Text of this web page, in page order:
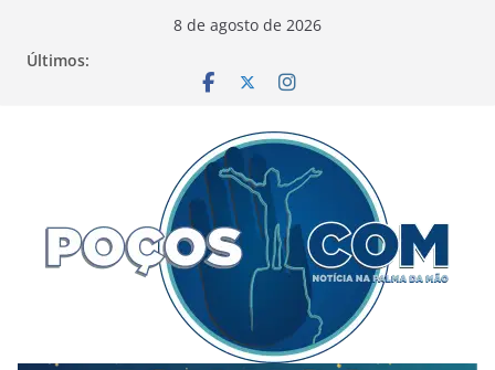
8 de agosto de 2026
Últimos: